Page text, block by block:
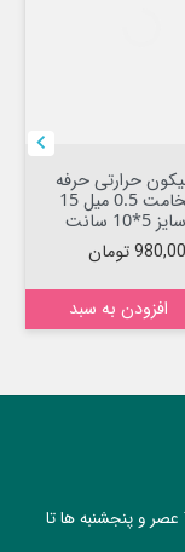

حرارتی حرفه
ای ضخامت 0.5 میل 15
سانت
تومان
افزودن به سبد
فروشگاه حضوری شنبه تا چهارشنبه از ساعت 10 الی 7 عصر و پنجشنبه ها تا